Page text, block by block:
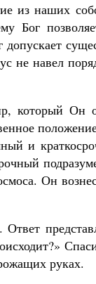
из наших
Бог
не навел
который Он
и
Он
руках.